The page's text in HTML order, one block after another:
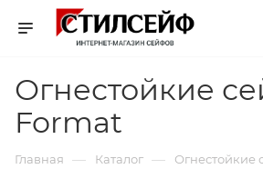
Огнестойкие
Format
Главная — Каталог — Огнестойкие